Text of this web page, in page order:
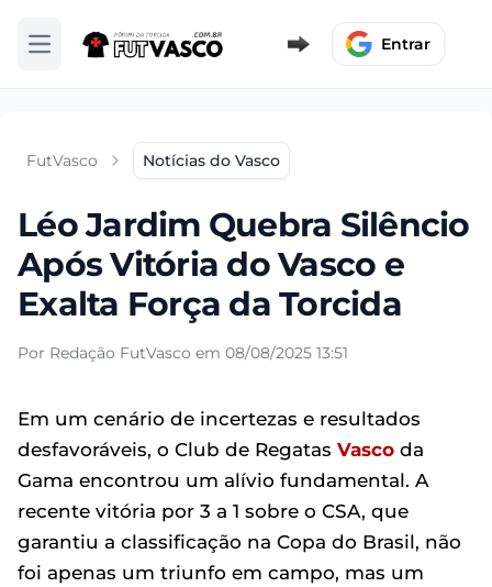
Abrir menu Entrar
FutVasco Notícias do Vasco
Léo Jardim Quebra Silêncio
Após Vitória do Vasco e
Exalta Força da Torcida
Por Redação FutVasco em 08/08/2025 13:51
Em um cenário de incertezas e resultados
desfavoráveis, o Club de Regatas Vasco da
Gama encontrou um alívio fundamental. A
recente vitória por 3 a 1 sobre o CSA, que
garantiu a classificação na Copa do Brasil, não
foi apenas um triunfo em campo, mas um